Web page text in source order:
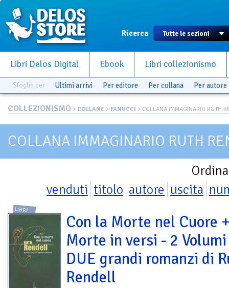
Ricerca
Libri Delos Digital Ebook Libri collezionismo
Sfoglia per Ultimi arrivi Per editore Per collana Per autore
COLLEZIONISMO > COLLANE > FANUCCI > COLLANA IMMAGINARIO RUTH
COLLANA IMMAGINARIO RUTH
venduti titolo autore uscita
LIBRI
Con la Morte nel Cuore
Morte in versi - 2
DUE grandi romanzi di
Rendell